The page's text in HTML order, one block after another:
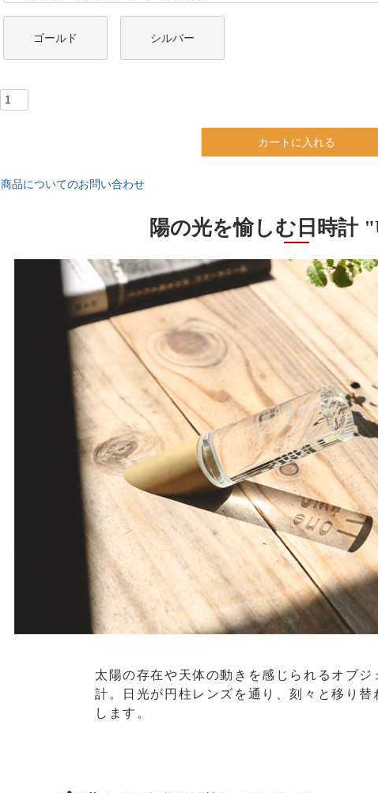
ゴールド シルバー
カートに入れる
商品についてのお問い合わせ
陽の光を愉しむ日時計
太陽の存在や天体の動きを感じられるオブジ
計。日光が円柱レンズを通り、刻々と移り替
します。